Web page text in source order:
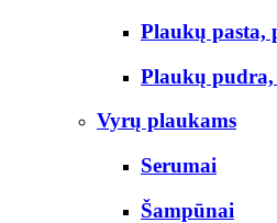
Plaukų pasta,
Plaukų
Vyrų plaukams
Serumai
Šampūnai